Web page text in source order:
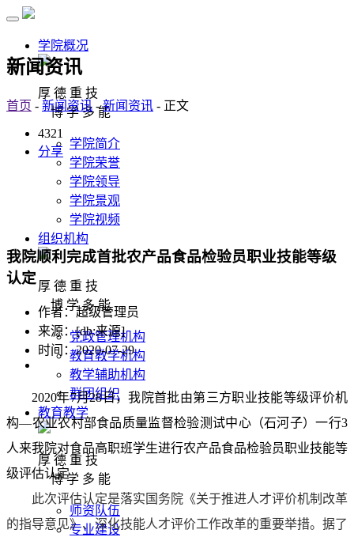
学院概况
厚 德 重 技
博 学 多 能
学院简介
学院荣誉
学院领导
学院景观
学院视频
组织机构
厚 德 重 技
博 学 多 能
党政管理机构
教育教学机构
教学辅助机构
群团组织
教育教学
厚 德 重 技
博 学 多 能
师资队伍
专业建设
新闻资讯
首页 - 新闻资讯 -新闻资讯 - 正文
4321
分享
我院顺利完成首批农产品食品检验员职业技能等级
认定
作者：超级管理员
来源：[db:来源]
时间：2020-07-29
2020年7月28日，我院首批由第三方职业技能等级评价机
构—农业农村部食品质量监督检验测试中心（石河子）一行3
人来我院对食品高职班学生进行农产品食品检验员职业技能等
级评估认定
此次评估认定是落实国务院《关于推进人才评价机制改革
的指导意见》、深化技能人才评价工作改革的重要举措。据了